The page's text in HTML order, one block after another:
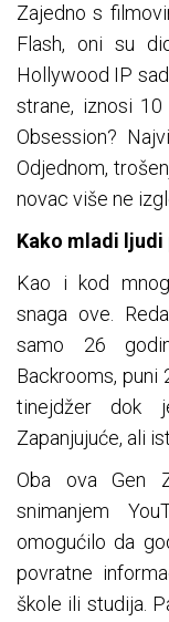
Zajedno s
Flash, oni su
Hollywood IP
strane, iznosi
Obsession?
Odjednom,
novac više ne
Kako mladi
Kao i kod
snaga ove.
samo 26
Backrooms, puni
tinejdžer dok
Zapanjujuće, ali
Oba ova Gen
snimanjem
omogućilo da
povratne
škole ili studija.